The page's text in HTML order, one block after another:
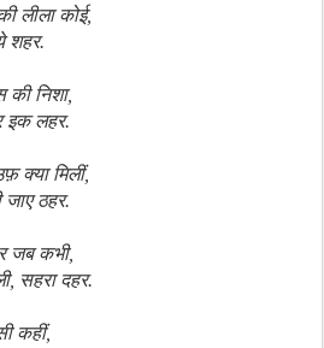
लीला कोई,
शहर.
की निशा,
इक लहर.
क्या मिलीं,
ठहर.
जब कभी,
, सहरा दहर.
कहीं,